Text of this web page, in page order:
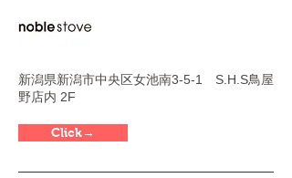
新潟県新潟市中央区女池南3-5-1 S.H.S鳥屋
野店内 2F
Click→